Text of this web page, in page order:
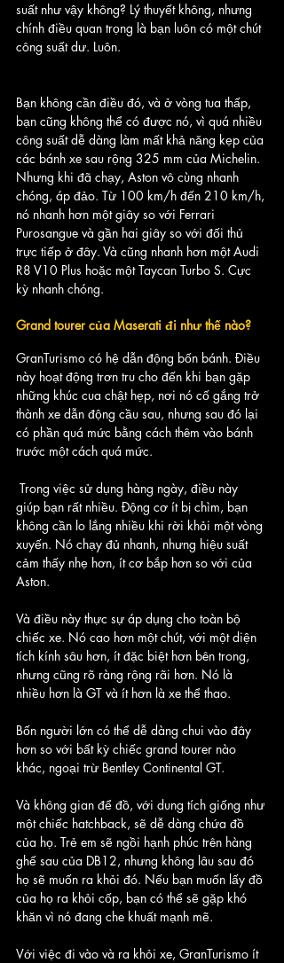
suất như vậy không? Lý thuyết không, nhưng
chính điều quan trọng là bạn luôn có một chút
công suất dư. Luôn.
Bạn không cần điều đó, và ở vòng tua thấp,
bạn cũng không thể có được nó, vì quá nhiều
công suất dễ dàng làm mất khả năng kẹp của
các bánh xe sau rộng 325 mm của Michelin.
Nhưng khi đã chạy, Aston vô cùng nhanh
chóng, áp đảo. Từ 100 km/h đến 210 km/h,
nó nhanh hơn một giây so với Ferrari
Purosangue và gần hai giây so với đối thủ
trực tiếp ở đây. Và cũng nhanh hơn một Audi
R8 V10 Plus hoặc một Taycan Turbo S. Cực
kỳ nhanh chóng.
Grand tourer của Maserati đi như thế nào?
GranTurismo có hệ dẫn động bốn bánh. Điều
này hoạt động trơn tru cho đến khi bạn gặp
những khúc cua chật hẹp, nơi nó cố gắng trở
thành xe dẫn động cầu sau, nhưng sau đó lại
có phần quá mức bằng cách thêm vào bánh
trước một cách quá mức.
giúp bạn rất nhiều. Động cơ ít bị chìm, bạn
không cần lo lắng nhiều khi rời khỏi một vòng
xuyến. Nó chạy đủ nhanh, nhưng hiệu suất
cảm thấy nhẹ hơn, ít cơ bắp hơn so với của
Aston.
Và điều này thực sự áp dụng cho toàn bộ
chiếc xe. Nó cao hơn một chút, với một diện
tích kính sâu hơn, ít đặc biệt hơn bên trong,
nhưng cũng rõ ràng rộng rãi hơn. Nó là
nhiều hơn là GT và ít hơn là xe thể thao.
Bốn người lớn có thể dễ dàng chui vào đây
hơn so với bất kỳ chiếc grand tourer nào
khác, ngoại trừ Bentley Continental GT.
Và không gian để đồ, với dung tích giống như
một chiếc hatchback, sẽ dễ dàng chứa đồ
của họ. Trẻ em sẽ ngồi hạnh phúc trên hàng
ghế sau của DB12, nhưng không lâu sau đó
họ sẽ muốn ra khỏi đó. Nếu bạn muốn lấy đồ
của họ ra khỏi cốp, bạn có thể sẽ gặp khó
khăn vì nó đang che khuất mạnh mẽ.
Với việc đi vào và ra khỏi xe, GranTurismo ít